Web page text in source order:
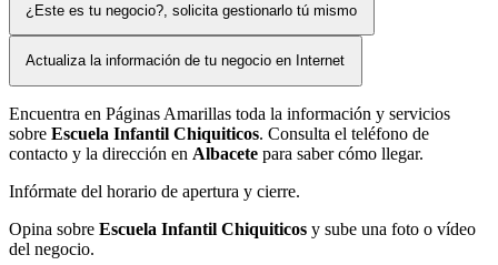
¿Este es tu negocio?, solicita gestionarlo tú mismo
Actualiza la información de tu negocio en Internet
Encuentra en Páginas Amarillas toda la información y servicios
sobre Escuela Infantil Chiquiticos. Consulta el teléfono de
contacto y la dirección en Albacete para saber cómo llegar.
Infórmate del horario de apertura y cierre.
Opina sobre Escuela Infantil Chiquiticos y sube una foto o vídeo
del negocio.